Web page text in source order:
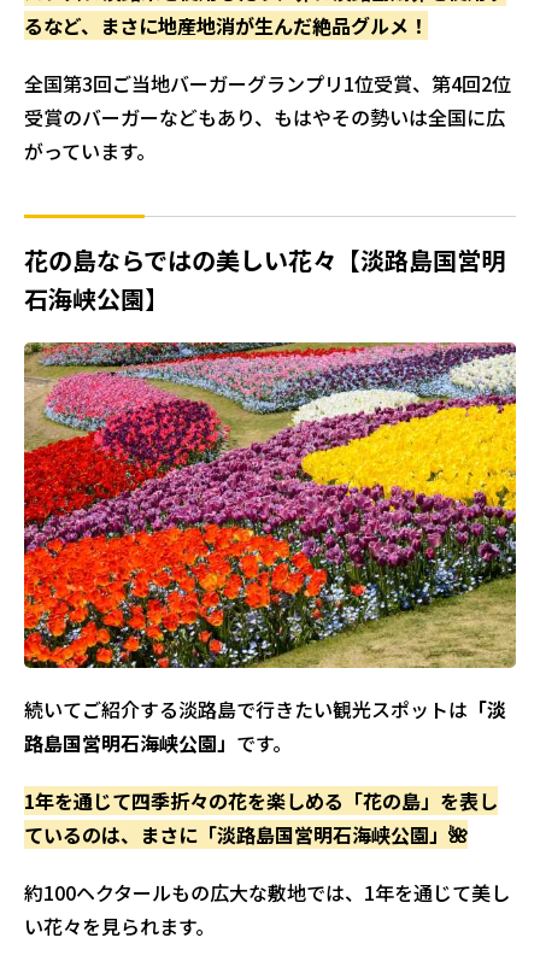
るなど、まさに地産地消が生んだ絶品グルメ！
全国第3回ご当地バーガーグランプリ1位受賞、第4回2位
受賞のバーガーなどもあり、もはやその勢いは全国に広
がっています。
花の島ならではの美しい花々【淡路島国営明
石海峡公園】
続いてご紹介する淡路島で行きたい観光スポットは 「淡
路島国営明石海峡公園」 です。
1年を通じて四季折々の花を楽しめる「花の島」を表し
ているのは、まさに「淡路島国営明石海峡公園」🌺
約100ヘクタールもの広大な敷地では、1年を通じて美し
い花々を見られます。